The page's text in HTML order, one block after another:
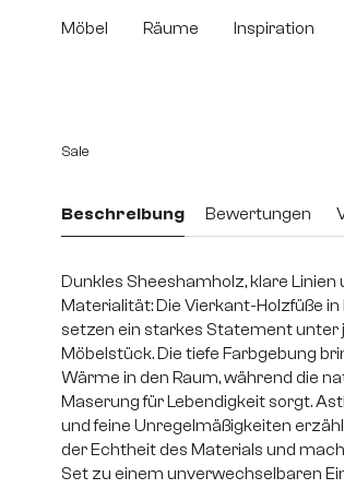
Hauptinhalt springen
Zur Suche springen
Zur Hauptnavigation springen
Möbel Räume Inspiration
Sale
Beschreibung Bewertungen
Dunkles Sheeshamholz, klare Linien
Materialität: Die Vierkant-Holzfüße in
setzen ein starkes Statement unter
Möbelstück. Die tiefe Farbgebung
Wärme in den Raum, während die
Maserung für Lebendigkeit sorgt.
und feine Unregelmäßigkeiten
der Echtheit des Materials und
Set zu einem unverwechselbaren